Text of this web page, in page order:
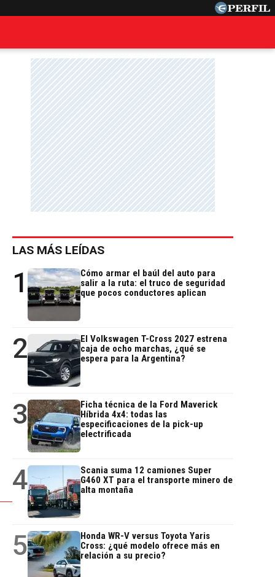
LAS MÁS LEÍDAS
1
Cómo armar el baúl del auto para
salir a la ruta: el truco de seguridad
que pocos conductores aplican
2
El Volkswagen T-Cross 2027 estrena
caja de ocho marchas, ¿qué se
espera para la Argentina?
3
Ficha técnica de la Ford Maverick
Híbrida 4x4: todas las
especificaciones de la pick-up
electrificada
4
Scania suma 12 camiones Super
G460 XT para el transporte minero de
alta montaña
5
Honda WR-V versus Toyota Yaris
Cross: ¿qué modelo ofrece más en
relación a su precio?